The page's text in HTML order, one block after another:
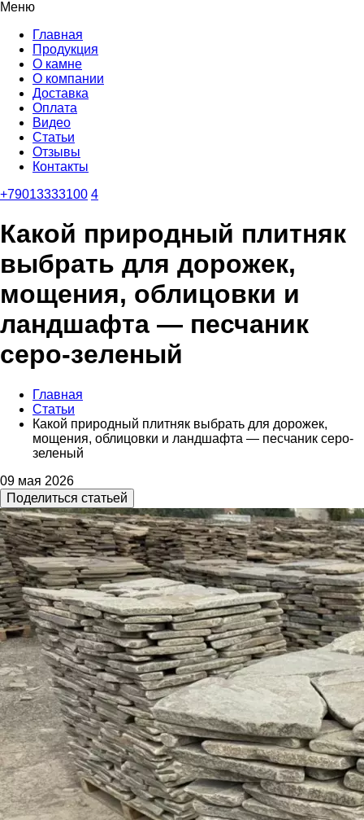
Меню
Главная
Продукция
О камне
О компании
Доставка
Оплата
Видео
Статьи
Отзывы
Контакты
+79013333100 4
Какой природный плитняк
выбрать для дорожек,
мощения, облицовки и
ландшафта — песчаник
серо-зеленый
Главная
Статьи
Какой природный плитняк выбрать для дорожек,
мощения, облицовки и ландшафта — песчаник серо-
зеленый
09 мая 2026
Поделиться статьей